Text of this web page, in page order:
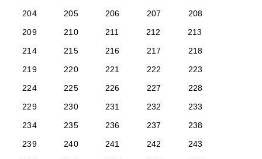
204
205 206 207
208
209
210 211 212
213
214
215 216 217
218
219
220 221 222
223
224
225 226 227
228
229
230 231 232
233
234
235 236 237
238
239
240 241 242
243